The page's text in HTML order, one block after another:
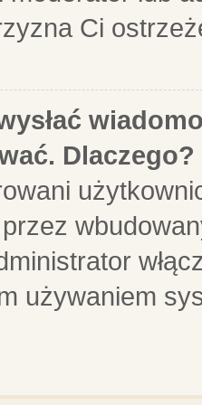
Ci
Dlaczego?
używaniem